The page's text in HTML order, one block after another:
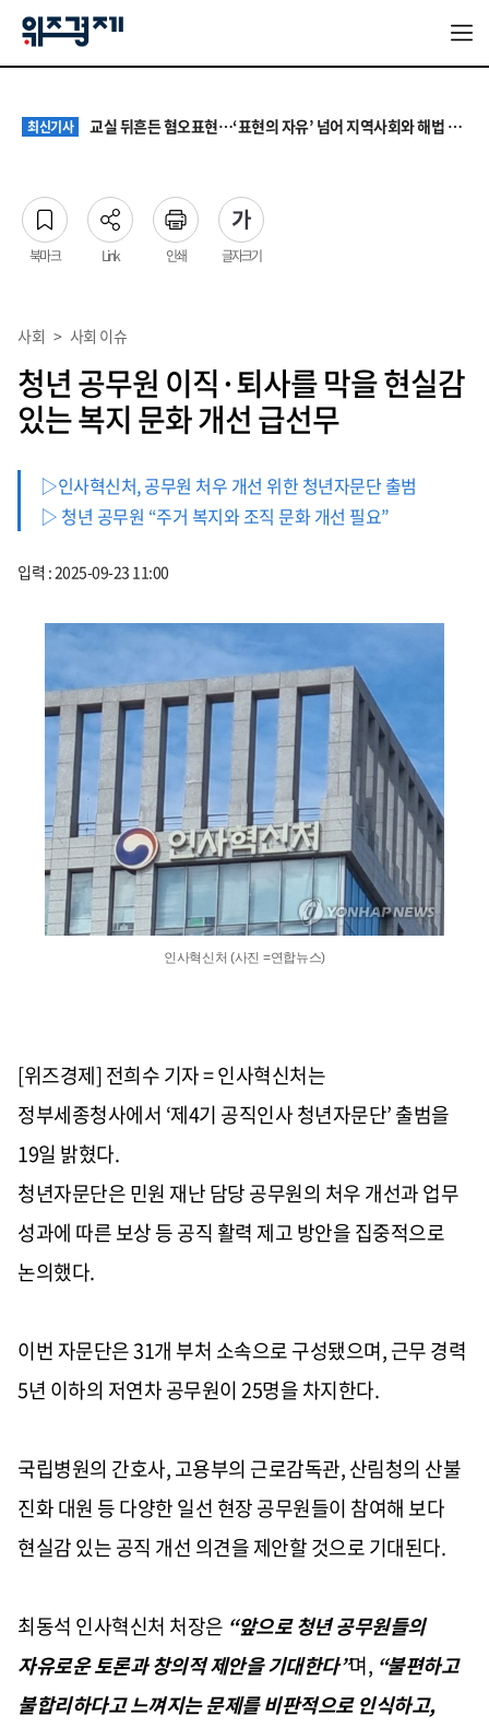
최신기사 교실 뒤흔든 혐오표현…‘표현의 자유’ 넘어 지역사회와 해법 모색
최신기사 대기업 노조 '영업이익 성과급' 요구에 전문가들 "최종 이익·투자 여력 반영해야"
최신기사 서울 집값 다시 0.26% 상승…전세도 수도권 중심으로 압박 커져
북마크 Link 인쇄 글자크기
사회 > 사회 이슈
청년 공무원 이직·퇴사를 막을 현실감
있는 복지 문화 개선 급선무
▷인사혁신처, 공무원 처우 개선 위한 청년자문단 출범
▷ 청년 공무원 “주거 복지와 조직 문화 개선 필요”
입력 : 2025-09-23 11:00
인사혁신처 (사진 =연합뉴스)
[위즈경제] 전희수 기자 =인사혁신처는
정부세종청사에서 ‘제4기 공직인사 청년자문단’ 출범을
19일 밝혔다.
청년자문단은 민원 재난 담당 공무원의 처우 개선과 업무
성과에 따른 보상 등 공직 활력 제고 방안을 집중적으로
논의했다.
이번 자문단은 31개 부처 소속으로 구성됐으며, 근무 경력
5년 이하의 저연차 공무원이 25명을 차지한다.
국립병원의 간호사, 고용부의 근로감독관, 산림청의 산불
진화 대원 등 다양한 일선 현장 공무원들이 참여해 보다
현실감 있는 공직 개선 의견을 제안할 것으로 기대된다.
최동석 인사혁신처 처장은 “앞으로 청년 공무원들의
자유로운 토론과 창의적 제안을 기대한다”며, “불편하고
불합리하다고 느껴지는 문제를 비판적으로 인식하고,